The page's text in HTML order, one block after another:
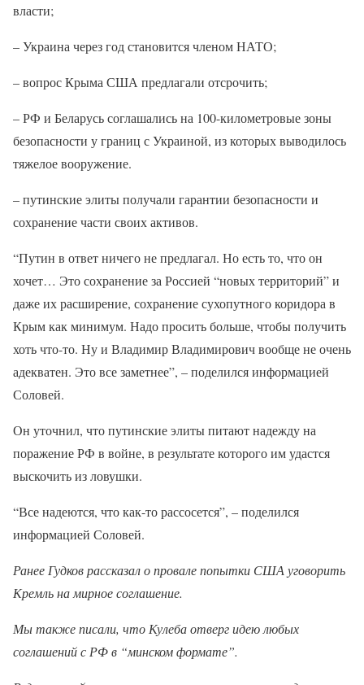
власти;
– Украина через год становится членом НАТО;
– вопрос Крыма США предлагали отсрочить;
– РФ и Беларусь соглашались на 100-километровые зоны
безопасности у границ с Украиной, из которых выводилось
тяжелое вооружение.
– путинские элиты получали гарантии безопасности и
сохранение части своих активов.
“Путин в ответ ничего не предлагал. Но есть то, что он
хочет… Это сохранение за Россией “новых территорий” и
даже их расширение, сохранение сухопутного коридора в
Крым как минимум. Надо просить больше, чтобы получить
хоть что-то. Ну и Владимир Владимирович вообще не очень
адекватен. Это все заметнее”, – поделился информацией
Соловей.
Он уточнил, что путинские элиты питают надежду на
поражение РФ в войне, в результате которого им удастся
выскочить из ловушки.
“Все надеются, что как-то рассосется”, – поделился
информацией Соловей.
Ранее Гудков рассказал о провале попытки США уговорить
Кремль на мирное соглашение.
Мы также писали, что Кулеба отверг идею любых
соглашений с РФ в “минском формате”.